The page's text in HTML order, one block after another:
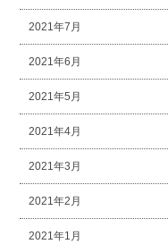
2021年7月
2021年6月
2021年5月
2021年4月
2021年3月
2021年2月
2021年1月